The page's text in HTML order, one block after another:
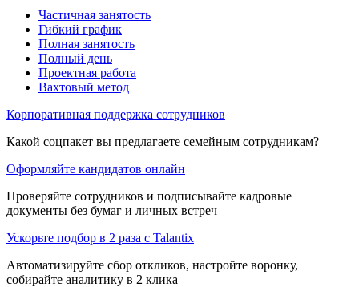
Частичная занятость
Гибкий график
Полная занятость
Полный день
Проектная работа
Вахтовый метод
Корпоративная поддержка сотрудников
Какой соцпакет вы предлагаете семейным сотрудникам?
Оформляйте кандидатов онлайн
Проверяйте сотрудников и подписывайте кадровые
документы без бумаг и личных встреч
Ускорьте подбор в 2 раза с Talantix
Автоматизируйте сбор откликов, настройте воронку,
собирайте аналитику в 2 клика